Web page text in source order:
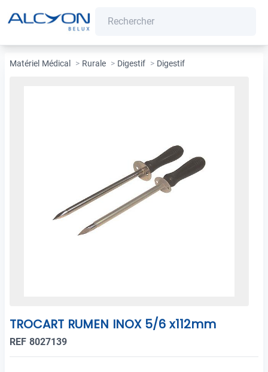
Matériel Médical > Rurale > Digestif > Digestif
TROCART RUMEN INOX 5/6 x112mm
REF 8027139